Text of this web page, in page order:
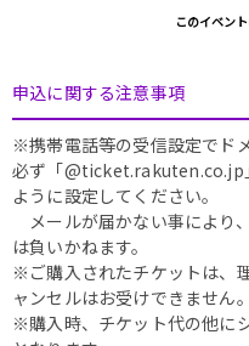
このイベン
申込に関する注意事項
※携帯電話等の受信設定でド
必ず「@ticket.rakuten.co.jp
ように設定してください。
メールが届かない事により
は負いかねます。
※ご購入されたチケットは、
ャンセルはお受けできません。
※購入時、チケット代の他に